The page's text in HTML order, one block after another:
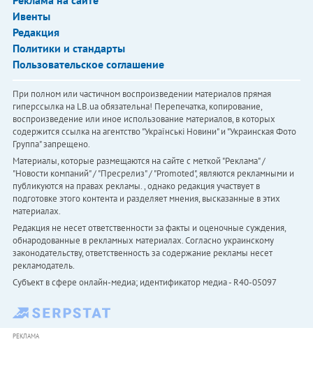
Ивенты
Редакция
Политики и стандарты
Пользовательское соглашение
При полном или частичном воспроизведении материалов прямая
гиперссылка на LB.ua обязательна! Перепечатка, копирование,
воспроизведение или иное использование материалов, в которых
содержится ссылка на агентство "Українськi Новини" и "Украинская Фото
Группа" запрещено.
Материалы, которые размещаются на сайте с меткой "Реклама" /
"Новости компаний" / "Пресрелиз" / "Promoted", являются рекламными и
публикуются на правах рекламы. , однако редакция участвует в
подготовке этого контента и разделяет мнения, высказанные в этих
материалах.
Редакция не несет ответственности за факты и оценочные суждения,
обнародованные в рекламных материалах. Согласно украинскому
законодательству, ответственность за содержание рекламы несет
рекламодатель.
Субъект в сфере онлайн-медиа; идентификатор медиа - R40-05097
РЕКЛАМА